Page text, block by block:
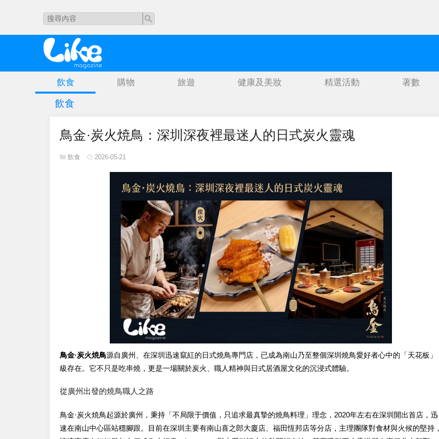
飲食 購物 旅遊 健康及美妝 精選活動 著數
飲食
鳥金·炭火焼鳥：深圳深夜裡最迷人的日式炭火靈魂
飲食 2026-05-21
鳥金·炭火焼鳥源自廣州、在深圳迅速竄紅的日式燒鳥專門店，已成為南山乃至整個深圳燒鳥愛好者心中的「天花板」
級存在。它不只是吃串燒，更是一場關於炭火、職人精神與日式居酒屋文化的沉浸式體驗。
從廣州出發的燒鳥職人之路
鳥金·炭火焼鳥起源於廣州，秉持「不局限于價值，只追求最真摯的燒鳥料理」理念，2020年左右在深圳開出首店，迅
速在南山中心區站穩腳跟。目前在深圳主要有南山喜之郎大廈店、福田恆邦店等分店，主理團隊對食材與火候的堅持